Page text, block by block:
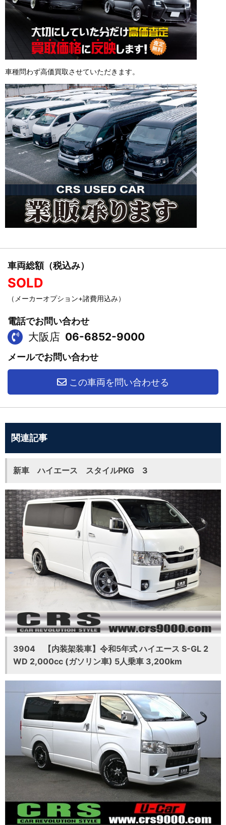
車種問わず高価買取させていただきます。
車両総額（税込み）
SOLD
（メーカーオプション+諸費用込み）
電話でお問い合わせ
大阪店 06-6852-9000
メールでお問い合わせ
この車両を問い合わせる
関連記事
新車 ハイエース スタイルPKG 3
3904 【内装架装車】令和5年式 ハイエース S-GL 2
WD 2,000cc (ガソリン車) 5人乗車 3,200km